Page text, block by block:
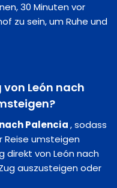
30 Minuten vor
zu sein, um Ruhe und
León nach
Palencia, sodass
Reise umsteigen
direkt von León nach
auszusteigen oder